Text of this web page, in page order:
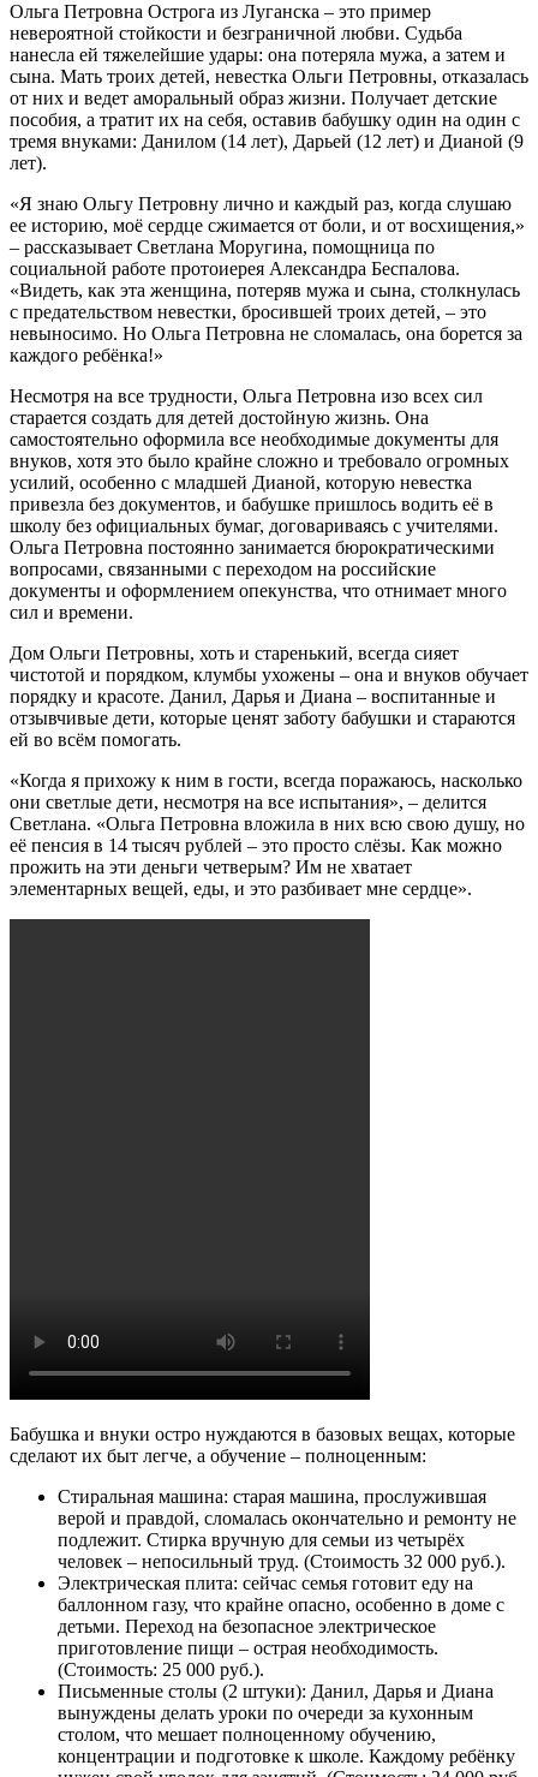
Ольга Петровна Острога из Луганска – это пример
невероятной стойкости и безграничной любви. Судьба
нанесла ей тяжелейшие удары: она потеряла мужа, а затем и
сына. Мать троих детей, невестка Ольги Петровны, отказалась
от них и ведет аморальный образ жизни. Получает детские
пособия, а тратит их на себя, оставив бабушку один на один с
тремя внуками: Данилом (14 лет), Дарьей (12 лет) и Дианой (9
лет).
«Я знаю Ольгу Петровну лично и каждый раз, когда слушаю
ее историю, моё сердце сжимается от боли, и от восхищения,»
– рассказывает Светлана Моругина, помощница по
социальной работе протоиерея Александра Беспалова.
«Видеть, как эта женщина, потеряв мужа и сына, столкнулась
с предательством невестки, бросившей троих детей, – это
невыносимо. Но Ольга Петровна не сломалась, она борется за
каждого ребёнка!»
Несмотря на все трудности, Ольга Петровна изо всех сил
старается создать для детей достойную жизнь. Она
самостоятельно оформила все необходимые документы для
внуков, хотя это было крайне сложно и требовало огромных
усилий, особенно с младшей Дианой, которую невестка
привезла без документов, и бабушке пришлось водить её в
школу без официальных бумаг, договариваясь с учителями.
Ольга Петровна постоянно занимается бюрократическими
вопросами, связанными с переходом на российские
документы и оформлением опекунства, что отнимает много
сил и времени.
Дом Ольги Петровны, хоть и старенький, всегда сияет
чистотой и порядком, клумбы ухожены – она и внуков обучает
порядку и красоте. Данил, Дарья и Диана – воспитанные и
отзывчивые дети, которые ценят заботу бабушки и стараются
ей во всём помогать.
«Когда я прихожу к ним в гости, всегда поражаюсь, насколько
они светлые дети, несмотря на все испытания», – делится
Светлана. «Ольга Петровна вложила в них всю свою душу, но
её пенсия в 14 тысяч рублей – это просто слёзы. Как можно
прожить на эти деньги четверым? Им не хватает
элементарных вещей, еды, и это разбивает мне сердце».
Бабушка и внуки остро нуждаются в базовых вещах, которые
сделают их быт легче, а обучение – полноценным:
Стиральная машина: старая машина, прослужившая
верой и правдой, сломалась окончательно и ремонту не
подлежит. Стирка вручную для семьи из четырёх
человек – непосильный труд. (Стоимость 32 000 руб.).
Электрическая плита: сейчас семья готовит еду на
баллонном газу, что крайне опасно, особенно в доме с
детьми. Переход на безопасное электрическое
приготовление пищи – острая необходимость.
(Стоимость: 25 000 руб.).
Письменные столы (2 штуки): Данил, Дарья и Диана
вынуждены делать уроки по очереди за кухонным
столом, что мешает полноценному обучению,
концентрации и подготовке к школе. Каждому ребёнку